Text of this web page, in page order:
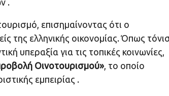
.
επισημαίνοντας ότι ο
της ελληνικής οικονομίας. Όπως
υπεραξία για τις τοπικές κοινωνίες,
Οινοτουρισμού», το οποίο
εμπειρίας .